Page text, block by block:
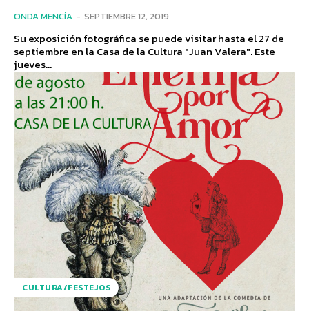
ONDA MENCÍA - SEPTIEMBRE 12, 2019
Su exposición fotográfica se puede visitar hasta el 27 de
septiembre en la Casa de la Cultura "Juan Valera". Este
jueves...
CULTURA/FESTEJOS